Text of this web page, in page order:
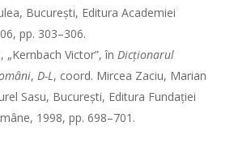
Bucureşti, Editura Academiei
pp. 303–306.
„Kernbach Victor”, în Dicţionarul
, D-L, coord. Mircea Zaciu, Marian
Sasu, Bucureşti, Editura Fundaţiei
1998, pp. 698–701.